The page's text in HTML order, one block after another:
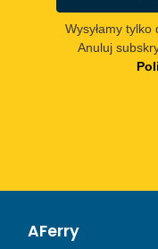
Wysyłamy
Anuluj
AFerry